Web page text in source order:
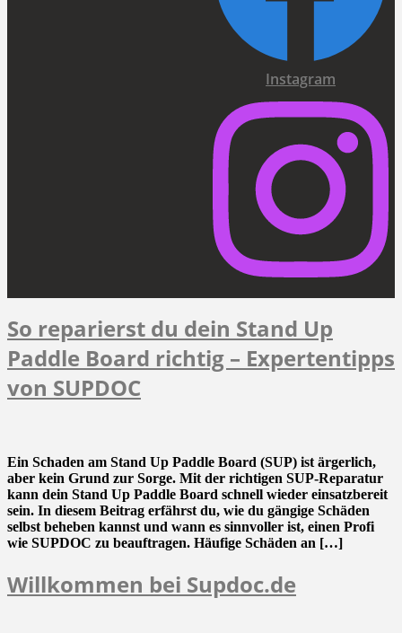
Instagram
So reparierst du dein Stand Up
Paddle Board richtig – Expertentipps
von SUPDOC
Ein Schaden am Stand Up Paddle Board (SUP) ist ärgerlich,
aber kein Grund zur Sorge. Mit der richtigen SUP-Reparatur
kann dein Stand Up Paddle Board schnell wieder einsatzbereit
sein. In diesem Beitrag erfährst du, wie du gängige Schäden
selbst beheben kannst und wann es sinnvoller ist, einen Profi
wie SUPDOC zu beauftragen. Häufige Schäden an […]
Willkommen bei Supdoc.de